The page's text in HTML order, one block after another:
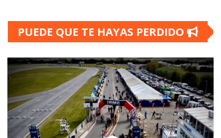
PUEDE QUE TE HAYAS PERDIDO